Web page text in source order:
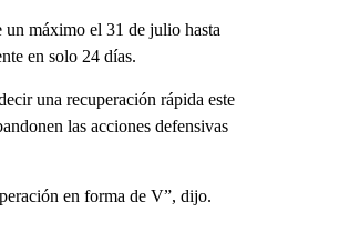
máximo el 31 de julio hasta
en solo 24 días.
una recuperación rápida este
las acciones defensivas
en forma de V”, dijo.